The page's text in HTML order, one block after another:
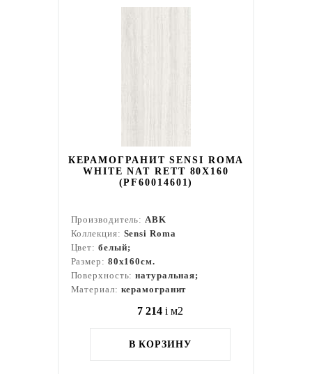
КЕРАМОГРАНИТ SENSI ROMA
WHITE NAT RETT 80X160
(PF60014601)
Производитель:ABK
Коллекция: Sensi Roma
Цвет: белый;
Размер: 80x160см.
Поверхность:натуральная;
Материал: керамогранит
7 214 i м2
В КОРЗИНУ